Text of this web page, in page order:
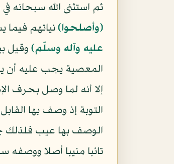
ثم استثنى الله
﴿وأصلحوا﴾نياتهم فيما
عليه وآله وسلّم) وقيل
المعصية يجب عليه أن
إلا أنه لما وصل بحرف
التوبة إذ وصف بها
الوصف بها عيب فلذلك
تائبا منيبا أصلا